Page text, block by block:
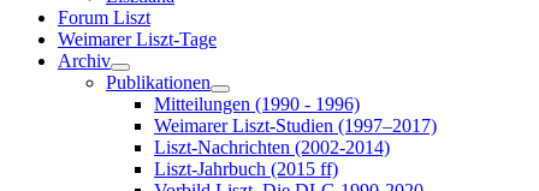
Forum Liszt
Weimarer Liszt-Tage
Archiv
Publikationen
Mitteilungen (1990 - 1996)
Weimarer Liszt-Studien (1997–2017)
Liszt-Nachrichten (2002-2014)
Liszt-Jahrbuch (2015 ff)